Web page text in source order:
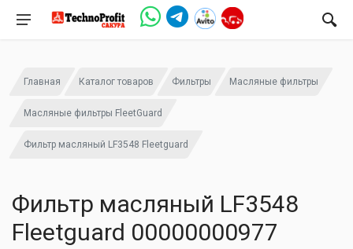
Главная Каталог товаров Фильтры Масляные фильтры
Масляные фильтры FleetGuard
Фильтр масляный LF3548 Fleetguard
Фильтр масляный LF3548
Fleetguard 00000000977